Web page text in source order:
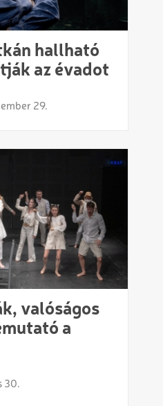
hallható
az évadot
29.
valóságos
a
30.